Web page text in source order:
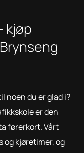
kjøp
noen du er glad i?
er den
førerkort. Vårt
og kjøretimer, og